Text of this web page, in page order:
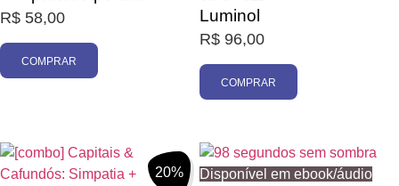
R$ 58,00
COMPRAR
Luminol
R$ 96,00
COMPRAR
20%
Disponível em ebook/áudio